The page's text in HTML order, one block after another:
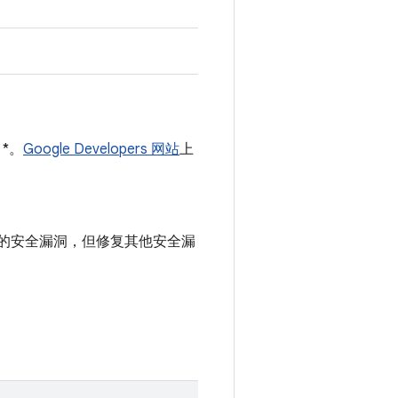
Google Developers 网站上
安全漏洞，但修复其他安全漏